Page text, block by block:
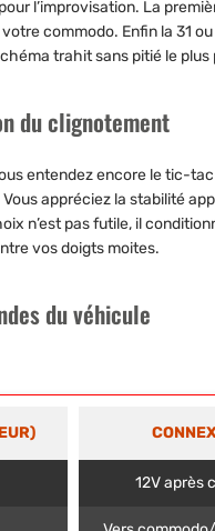
l’improvisation. La
commodo. Enfin la 31
trahit sans pitié le
du clignotement
entendez encore le tic-
appréciez la stabilité
n’est pas futile, il
vos doigts moites.
du véhicule
12V après